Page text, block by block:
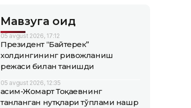
Мавзуга оид
05 avgust 2026, 17:12
Президент “Байтерек”
холдингининг ривожланиш
режаси билан танишди
05 avgust 2026, 12:35
Қасим-Жомарт Тоқаевнинг
танланган нутқлари тўплами нашр